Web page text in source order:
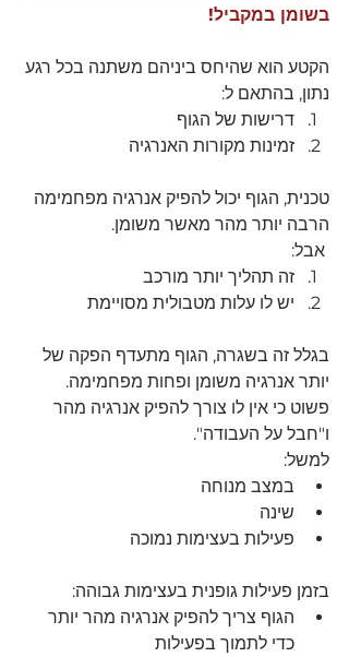
בשומן במקביל!
הקטע הוא שהיחס ביניהם משתנה בכל רגע
נתון, בהתאם ל:
דרישות של הגוף
זמינות מקורות האנרגיה
טכנית, הגוף יכול להפיק אנרגיה מפחמימה
הרבה יותר מהר מאשר משומן.
זה תהליך יותר מורכב
יש לו עלות מטבולית מסויימת
בגלל זה בשגרה, הגוף מתעדף הפקה של
יותר אנרגיה משומן ופחות מפחמימה.
פשוט כי אין לו צורך להפיק אנרגיה מהר
ו"חבל על העבודה".
למשל:
במצב מנוחה
שינה
פעילות בעצימות נמוכה
בזמן פעילות גופנית בעצימות גבוהה:
הגוף צריך להפיק אנרגיה מהר יותר
כדי לתמוך בפעילות